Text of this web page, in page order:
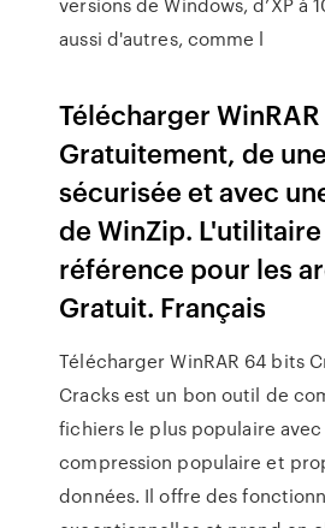
aussi d'autres, comme l
Télécharger WinRAR
Gratuitement, de
sécurisée et avec
de WinZip.
référence pour les
Gratuit. Français
Télécharger WinRAR 64 bits
Cracks est un bon outil de
fichiers le plus populaire
compression populaire et
données. Il offre des